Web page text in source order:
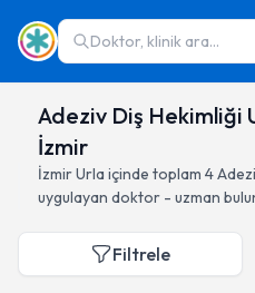
Doktor, klinik ara...
Adeziv Diş Hekimliği
İzmir
İzmirUrla içinde toplam 4
uygulayan doktor - uzman
Filtrele